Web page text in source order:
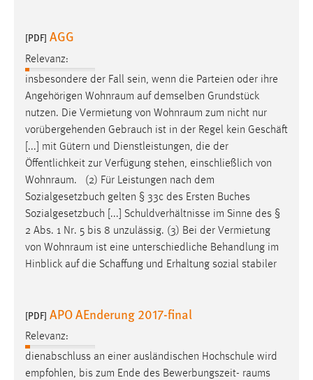
[PDF] AGG
Relevanz:
insbesondere der Fall sein, wenn die Parteien oder ihre
Angehörigen Wohnraum auf demselben Grundstück
nutzen. Die Vermietung von Wohnraum zum nicht nur
vorübergehenden Gebrauch ist in der Regel kein Geschäft
[...] mit Gütern und Dienstleistungen, die der
Öffentlichkeit zur Verfügung stehen, einschließlich von
Wohnraum. (2) Für Leistungen nach dem
Sozialgesetzbuch gelten § 33c des Ersten Buches
Sozialgesetzbuch [...] Schuldverhältnisse im Sinne des §
2 Abs. 1 Nr. 5 bis 8 unzulässig. (3) Bei der Vermietung
von Wohnraum ist eine unterschiedliche Behandlung im
Hinblick auf die Schaffung und Erhaltung sozial stabiler
[PDF] APO AEnderung 2017-final
Relevanz:
dienabschluss an einer ausländischen Hochschule wird
empfohlen, bis zum Ende des Bewerbungszeit- raums